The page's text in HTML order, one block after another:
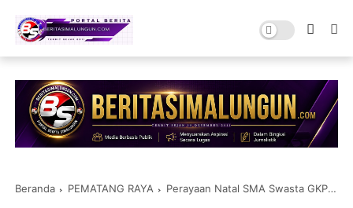
Beranda PEMATANG RAYA Perayaan Natal SMA Swasta GKPS 1 Pematang Raya Berlangsung Penuh Hikmat